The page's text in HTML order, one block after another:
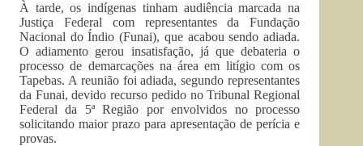
À tarde, os indígenas tinham audiência marcada na
Justiça Federal com representantes da Fundação
Nacional do Índio (Funai), que acabou sendo adiada.
O adiamento gerou insatisfação, já que debateria o
processo de demarcações na área em litígio com os
Tapebas. A reunião foi adiada, segundo representantes
da Funai, devido recurso pedido no Tribunal Regional
Federal da 5ª Região por envolvidos no processo
solicitando maior prazo para apresentação de perícia e
provas.